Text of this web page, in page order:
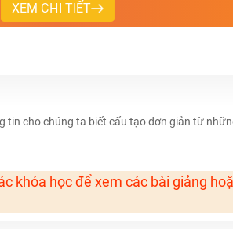
XEM CHI TIẾT
tin cho chúng ta biết cấu tạo đơn giản từ
khóa học để xem các bài giảng